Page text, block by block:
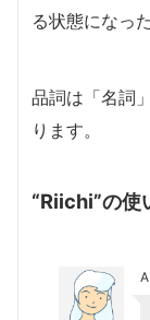
る状態になっ
品詞は「名詞
ります。
“Riichi”の使